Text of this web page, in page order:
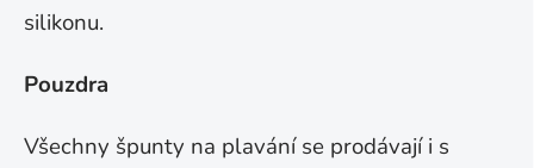
silikonu.
Pouzdra
Všechny špunty na plavání se prodávají i s